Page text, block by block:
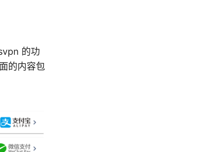
的功
的内容包